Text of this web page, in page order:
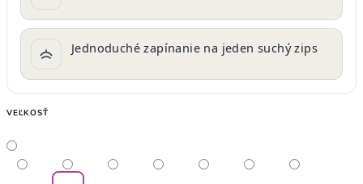
Jednoduché zapínanie na jeden suchý zips
VEĽKOSŤ